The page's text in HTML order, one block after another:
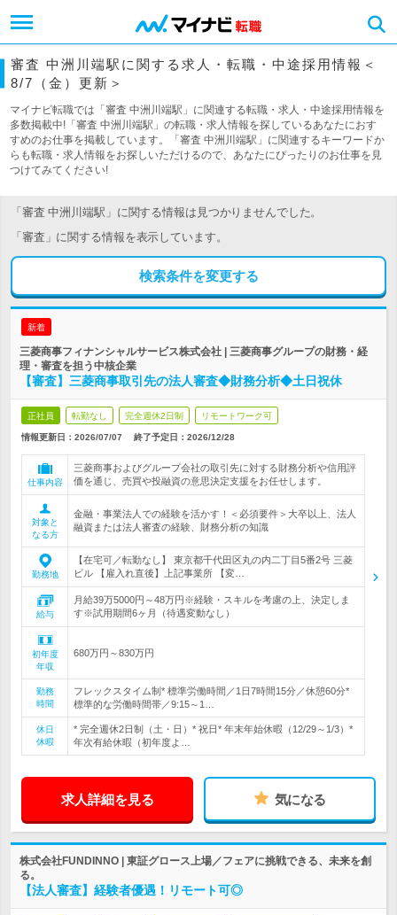
審査 中洲川端駅に関する求人・転職・中途採用情報＜
8/7（金）更新＞
マイナビ転職では「審査 中洲川端駅」に関連する転職・求人・中途採用情報を
多数掲載中!「審査 中洲川端駅」の転職・求人情報を探しているあなたにおす
すめのお仕事を掲載しています。「審査 中洲川端駅」に関連するキーワードか
らも転職・求人情報をお探しいただけるので、あなたにぴったりのお仕事を見
つけてみてください!
「審査 中洲川端駅」に関する情報は見つかりませんでした。
「審査」に関する情報を表示しています。
検索条件を変更する
新着
三菱商事フィナンシャルサービス株式会社 | 三菱商事グループの財務・経
理・審査を担う中核企業
【審査】三菱商事取引先の法人審査◆財務分析◆土日祝休
正社員 転勤なし 完全週休2日制 リモートワーク可
情報更新日：2026/07/07 終了予定日： 2026/12/28
仕事内容
三菱商事およびグループ会社の取引先に対する財務分析や信用評
価を通じ、売買や投融資の意思決定支援をお任せします。
対象と
なる方
金融・事業法人での経験を活かす！＜必須要件＞大卒以上、法人
融資または法人審査の経験、財務分析の知識
勤務地
【在宅可／転勤なし】 東京都千代田区丸の内二丁目5番2号 三菱
ビル 【雇入れ直後】上記事業所 【変…
給与
月給39万5000円～48万円※経験・スキルを考慮の上、決定しま
す※試用期間6ヶ月（待遇変動なし）
初年度
年収
680万円～830万円
勤務
時間
フレックスタイム制* 標準労働時間／1日7時間15分／休憩60分*
標準的な労働時間帯／9:15～1…
休日
休暇
* 完全週休2日制（土・日）* 祝日* 年末年始休暇（12/29～1/3）*
年次有給休暇（初年度よ…
求人詳細を見る 気になる
株式会社FUNDINNO | 東証グロース上場／フェアに挑戦できる、未来を創
る。
【法人審査】経験者優遇！リモート可◎